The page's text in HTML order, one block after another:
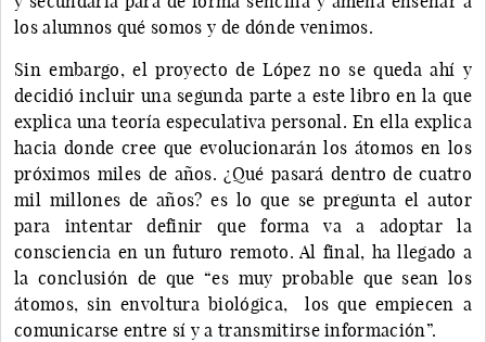
los alumnos qué somos y de dónde venimos.
Sin embargo, el proyecto de López no se queda ahí y
decidió incluir una segunda parte a este libro en la que
explica una teoría especulativa personal. En ella explica
hacia donde cree que evolucionarán los átomos en los
próximos miles de años. ¿Qué pasará dentro de cuatro
mil millones de años? es lo que se pregunta el autor
para intentar definir que forma va a adoptar la
consciencia en un futuro remoto. Al final, ha llegado a
la conclusión de que “es muy probable que sean los
átomos, sin envoltura biológica, los que empiecen a
comunicarse entre sí y a transmitirse información”.